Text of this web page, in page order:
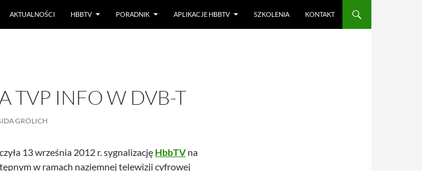
AKTUALNOŚCI
HBBTV PORADNIK APLIKACJE HBBTV SZKOLENIA KONTAKT
TVP INFO W DVB-T
GRÖLICH
13 września 2012 r. sygnalizację HbbTVna
w ramach naziemnej telewizji cyfrowej